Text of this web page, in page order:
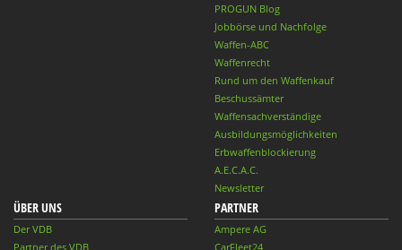
PROGUN Blog
Jobbörse und Nachfolge
Waffen-ABC
Waffenrecht
Rund um den Waffenkauf
Beschussämter
Waffensachverständige
Ausbildungsmöglichkeiten
Erbwaffenblockierung
A.E.C.A.C.
Newsletter
ÜBER UNS
Der VDB
Partner des VDB
PARTNER
Ampere AG
CarFleet24